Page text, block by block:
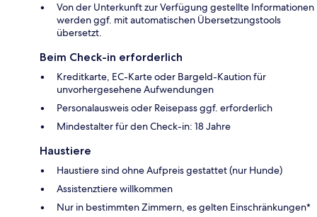
Von der Unterkunft zur Verfügung gestellte Informationen
werden ggf. mit automatischen Übersetzungstools
übersetzt.
Beim Check-in erforderlich
Kreditkarte, EC-Karte oder Bargeld-Kaution für
unvorhergesehene Aufwendungen
Personalausweis oder Reisepass ggf. erforderlich
Mindestalter für den Check-in: 18 Jahre
Haustiere
Haustiere sind ohne Aufpreis gestattet (nur Hunde)
Assistenztiere willkommen
Nur in bestimmten Zimmern, es gelten Einschränkungen*